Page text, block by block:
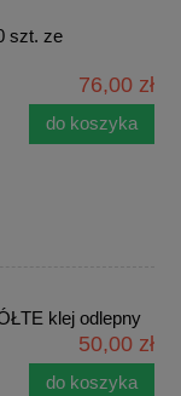
szt. ze
76,00 zł
do koszyka
klej odlepny
50,00 zł
do koszyka